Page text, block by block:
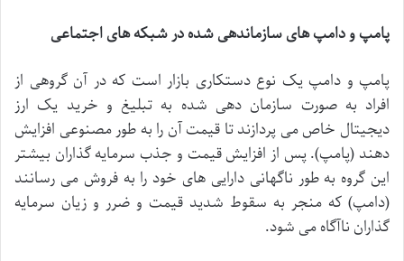
پامپودامپهایسازماندهیشدهدرشبکههایاجتماعی
پامپ و دامپ یک نوع دستکاری بازار است که در آن گروهی از
افراد به صورت سازمان دهی شده به تبلیغ و خرید یک ارز
دیجیتال خاصمی پردازندتا قیمتآن را به طور مصنوعی افزایش
دهند (پامپ).پس از افزایش قیمت و جذب سرمایهگذاران بیشتر
این گروه به طور ناگهانی دارایی های خود را به فروش می رسانند
(دامپ) که منجر به سقوط شدید قیمت و ضرر و زیان سرمایه
گذاران ناآگاهمی شود.